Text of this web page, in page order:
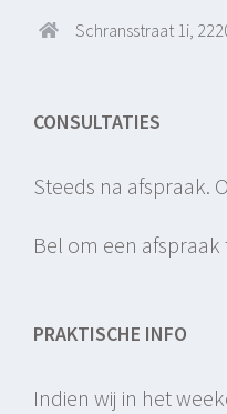
Schransstraat 1i,
CONSULTATIES
Steeds na afspraak.
Bel om een
PRAKTISCHE INFO
Indien wij in het